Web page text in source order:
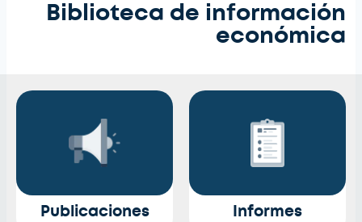
Biblioteca de información
económica
Publicaciones Informes